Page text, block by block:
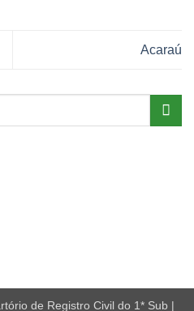
Acaraú
de Registro Civil do 1* Sub |